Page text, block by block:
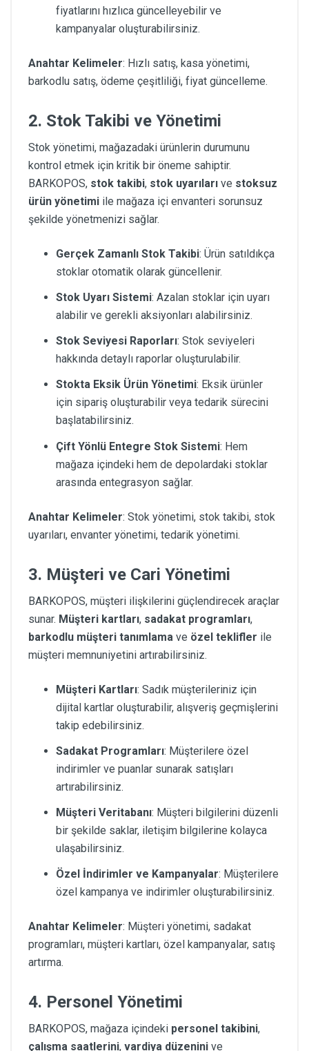
fiyatlarını hızlıca güncelleyebilir ve
kampanyalar oluşturabilirsiniz.
Anahtar Kelimeler: Hızlı satış, kasa yönetimi,
barkodlu satış, ödeme çeşitliliği, fiyat güncelleme.
2. Stok Takibi ve Yönetimi
Stok yönetimi, mağazadaki ürünlerin durumunu
kontrol etmek için kritik bir öneme sahiptir.
BARKOPOS, stok takibi, stok uyarıları ve stoksuz
ürün yönetimi ile mağaza içi envanteri sorunsuz
şekilde yönetmenizi sağlar.
Gerçek Zamanlı Stok Takibi: Ürün satıldıkça
stoklar otomatik olarak güncellenir.
Stok Uyarı Sistemi: Azalan stoklar için uyarı
alabilir ve gerekli aksiyonları alabilirsiniz.
Stok Seviyesi Raporları: Stok seviyeleri
hakkında detaylı raporlar oluşturulabilir.
Stokta Eksik Ürün Yönetimi: Eksik ürünler
için sipariş oluşturabilir veya tedarik sürecini
başlatabilirsiniz.
Çift Yönlü Entegre Stok Sistemi: Hem
mağaza içindeki hem de depolardaki stoklar
arasında entegrasyon sağlar.
Anahtar Kelimeler: Stok yönetimi, stok takibi, stok
uyarıları, envanter yönetimi, tedarik yönetimi.
3. Müşteri ve Cari Yönetimi
BARKOPOS, müşteri ilişkilerini güçlendirecek araçlar
sunar. Müşteri kartları, sadakat programları,
barkodlu müşteri tanımlama ve özel teklifler ile
müşteri memnuniyetini artırabilirsiniz.
Müşteri Kartları: Sadık müşterileriniz için
dijital kartlar oluşturabilir, alışveriş geçmişlerini
takip edebilirsiniz.
Sadakat Programları: Müşterilere özel
indirimler ve puanlar sunarak satışları
artırabilirsiniz.
Müşteri Veritabanı: Müşteri bilgilerini düzenli
bir şekilde saklar, iletişim bilgilerine kolayca
ulaşabilirsiniz.
Özel İndirimler ve Kampanyalar: Müşterilere
özel kampanya ve indirimler oluşturabilirsiniz.
Anahtar Kelimeler: Müşteri yönetimi, sadakat
programları, müşteri kartları, özel kampanyalar, satış
artırma.
4. Personel Yönetimi
BARKOPOS, mağaza içindeki personel takibini,
çalışma saatlerini, vardiya düzenini ve